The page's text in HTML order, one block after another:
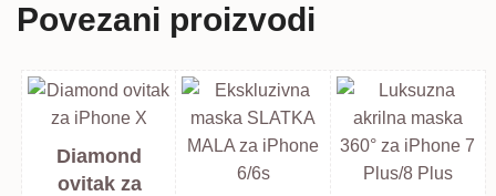
Povezani proizvodi
Diamond
ovitak za